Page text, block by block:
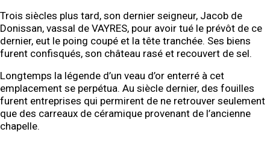
Trois siècles plus tard, son dernier seigneur, Jacob de
Donissan, vassal de VAYRES, pour avoir tué le prévôt de ce
dernier, eut le poing coupé et la tête tranchée. Ses biens
furent confisqués, son château rasé et recouvert de sel.
Longtemps la légende d’un veau d’or enterré à cet
emplacement se perpétua. Au siècle dernier, des fouilles
furent entreprises qui permirent de ne retrouver seulement
que des carreaux de céramique provenant de l’ancienne
chapelle.